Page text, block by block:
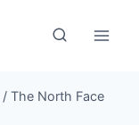
/ The North Face